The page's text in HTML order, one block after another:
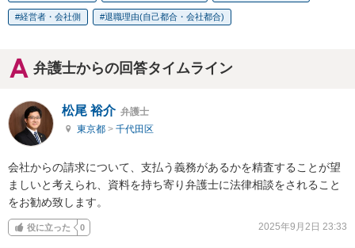
経営者・会社側 退職理由(自己都合・会社都合)
弁護士からの回答タイムライン
松尾 裕介 弁護士
東京都 > 千代田区
会社からの請求について、支払う義務があるかを精査することが望
ましいと考えられ、資料を持ち寄り弁護士に法律相談をされること
をお勧め致します。
役に立った 0 2025年9月2日 23:33